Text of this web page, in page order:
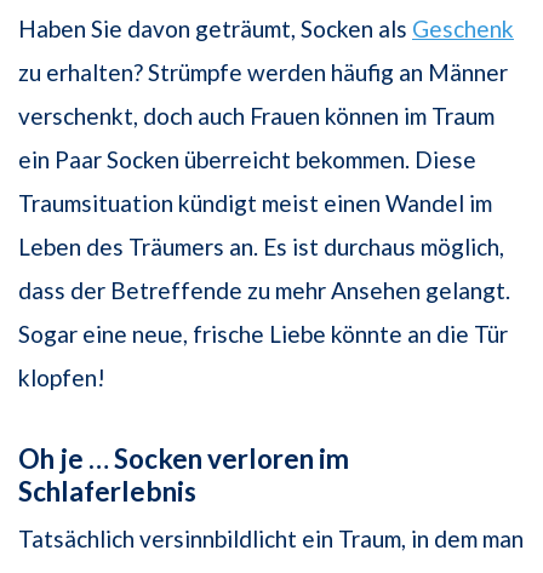
Haben Sie davon geträumt, Socken als Geschenk
zu erhalten? Strümpfe werden häufig an Männer
verschenkt, doch auch Frauen können im Traum
ein Paar Socken überreicht bekommen. Diese
Traumsituation kündigt meist einen Wandel im
Leben des Träumers an. Es ist durchaus möglich,
dass der Betreffende zu mehr Ansehen gelangt.
Sogar eine neue, frische Liebe könnte an die Tür
klopfen!
Oh je … Socken verloren im
Schlaferlebnis
Tatsächlich versinnbildlicht ein Traum, in dem man